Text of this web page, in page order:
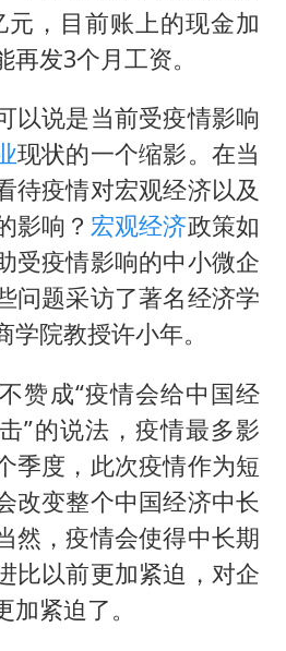
，目前账上的现金加
发3个月工资。
以说是当前受疫情影响
现状的一个缩影。在当
待疫情对宏观经济以及
影响？ 宏观经济政策如
受疫情影响的中小微企
问题采访了著名经济学
院教授许小年。
赞成“疫情会给中国经
”的说法，疫情最多影
季度，此次疫情作为短
改变整个中国经济中长
然，疫情会使得中长期
比以前更加紧迫，对企
紧迫了。